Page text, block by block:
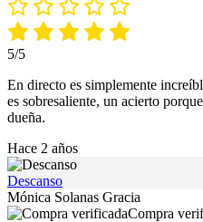
5/5
En directo es simplemente
es sobresaliente, un acierto
dueña.
Hace 2 años
Descanso
Mónica Solanas Gracia
Compra